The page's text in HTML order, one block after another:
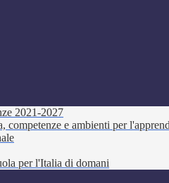
2021-2027
competenze e ambienti per
per l'Italia di domani